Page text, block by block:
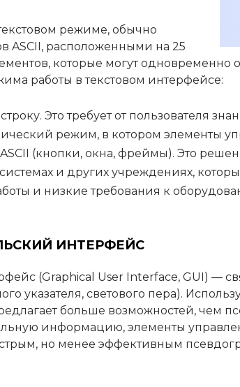
режиме, обычно
ASCII, расположенными на 25
которые могут одновременно
работы в текстовом интерфейсе:
Это требует от пользователя
режим, в котором элементы
(кнопки, окна, фреймы). Это
и других учреждениях,
и низкие требования к
ИНТЕРФЕЙС
(Graphical User Interface, GUI) —
указателя, светового пера).
больше возможностей, чем
информацию, элементы
но менее эффективным